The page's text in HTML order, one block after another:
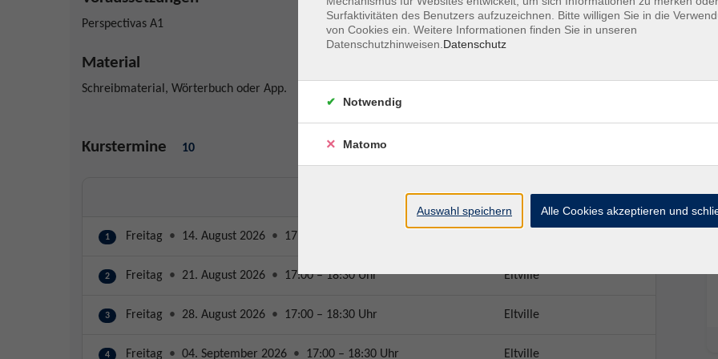
Perspectivas A1
Material
Schreibmaterial, Wörterbuch oder App.
Kurstermine 10
Ort / Raum
1 Freitag • 14. August 2026 • 17:00 – 18:30 Uhr
2 Freitag • 21. August 2026 • 17:00 – 18:30 Uhr Eltville
3 Freitag • 28. August 2026 • 17:00 – 18:30 Uhr Eltville
4 Freitag • 04. September 2026 • 17:00 – 18:30 Uhr Eltville
Surfaktivitäten des Benutzers aufzuzeichnen. Bitte willigen Sie in die
von Cookies ein. Weitere Informationen finden Sie in unseren
Datenschutzhinweisen. Datenschutz
Notwendig
Matomo
Auswahl speichern Alle Cookies akzeptieren und